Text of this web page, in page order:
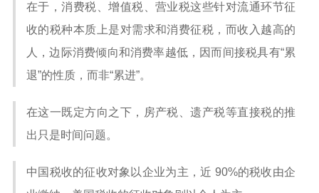
在于，消费税、增值税、营业税这些针对流通环节征
收的税种本质上是对需求和消费征税，而收入越高的
人，边际消费倾向和消费率越低，因而间接税具有“累
退”的性质，而非“累进”。
在这一既定方向之下，房产税、遗产税等直接税的推
出只是时间问题。
中国税收的征收对象以企业为主，近 90%的税收由企